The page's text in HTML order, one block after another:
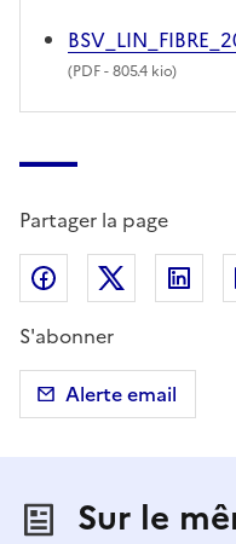
(PDF- 805.4 kio)
Partager la page
Partager surPartager
S'abonner
Alerte email
Sur le